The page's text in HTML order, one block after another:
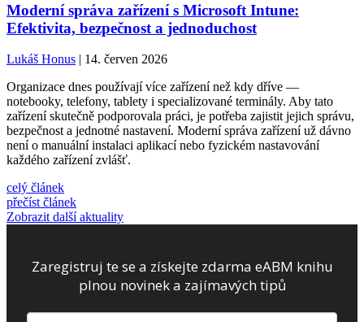
Moderní správa zařízení s Microsoft Intune:
Efektivita, bezpečnost a jednoduchost
Lukáš Honus | 14. červen 2026
Organizace dnes používají více zařízení než kdy dříve —
notebooky, telefony, tablety i specializované terminály. Aby tato
zařízení skutečně podporovala práci, je potřeba zajistit jejich správu,
bezpečnost a jednotné nastavení. Moderní správa zařízení už dávno
není o manuální instalaci aplikací nebo fyzickém nastavování
každého zařízení zvlášť.
celý článek
přečíst článek
Zobrazit další aktuality
Zaregistruj te se a získejte zdarma eABM knihu
plnou novinek a zajímavých tipů